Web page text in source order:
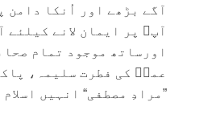
آگے بڑھے اور اُنکا
آپﷺ پر ایمان لانے
اورساتھ موجود تمام
عمرؓ کی فطرت سلیمہ،
”مرادِ مصطفی“ انہیں